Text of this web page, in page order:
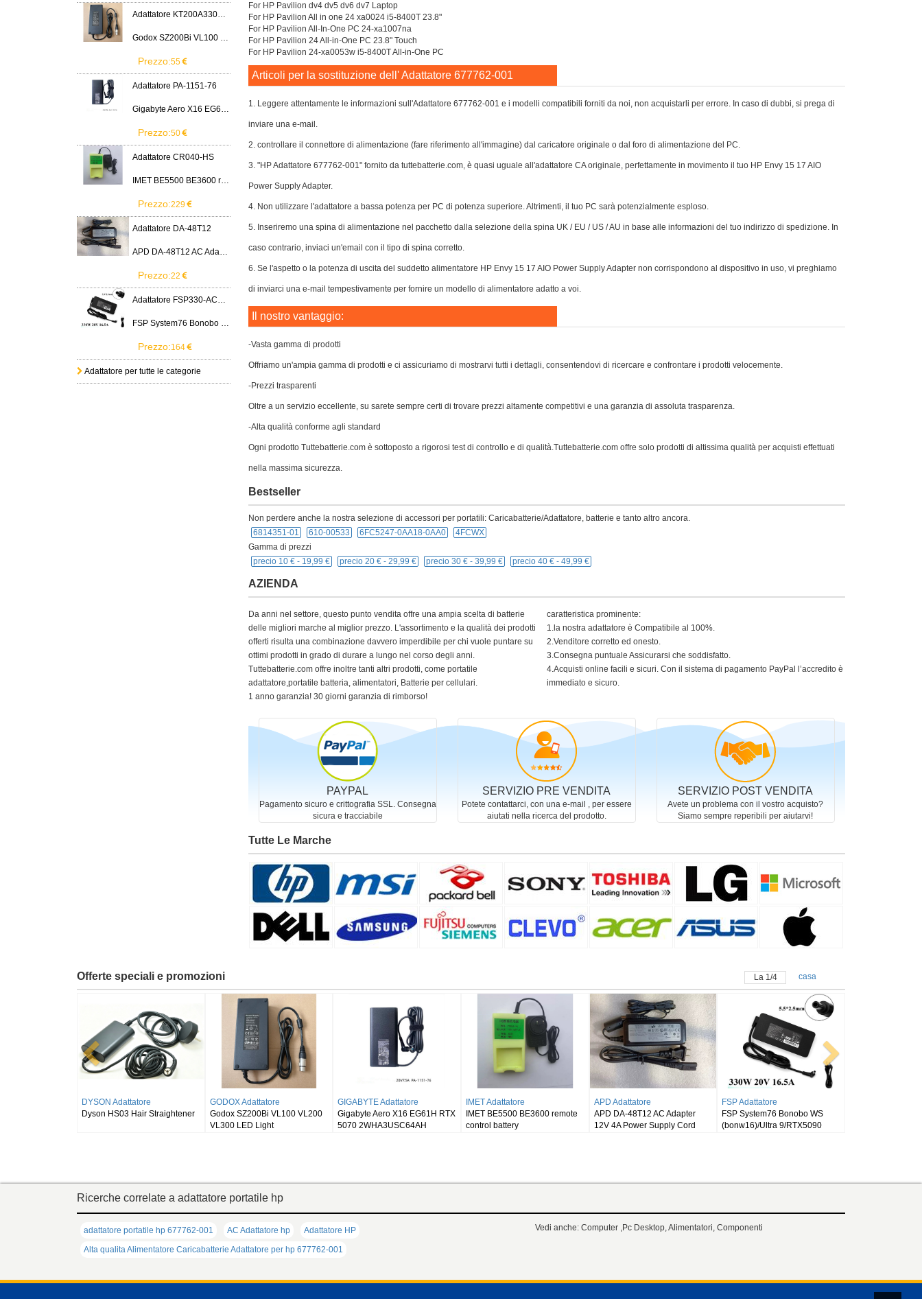
For HP Pavilion dv4 dv5 dv6 dv7 Laptop
For HP Pavilion All in one 24 xa0024 i5-8400T 23.8"
For HP Pavilion All-In-One PC 24-xa1007na
For HP Pavilion 24 All-in-One PC 23.8" Touch
For HP Pavilion 24-xa0053w i5-8400T All-in-One PC
Articoli per la sostituzione dell' Adattatore 677762-001
1. Leggere attentamente le informazioni sull'Adattatore 677762-001 e i modelli compatibili forniti da noi, non acquistarli per errore. In caso di dubbi, si prega di
inviare una e-mail.
2. controllare il connettore di alimentazione (fare riferimento all'immagine) dal caricatore originale o dal foro di alimentazione del PC.
3. "HP Adattatore 677762-001" fornito da tuttebatterie.com, è quasi uguale all'adattatore CA originale, perfettamente in movimento il tuo HP Envy 15 17 AIO
Power Supply Adapter.
4. Non utilizzare l'adattatore a bassa potenza per PC di potenza superiore. Altrimenti, il tuo PC sarà potenzialmente esploso.
5. Inseriremo una spina di alimentazione nel pacchetto dalla selezione della spina UK / EU / US / AU in base alle informazioni del tuo indirizzo di spedizione. In
caso contrario, inviaci un'email con il tipo di spina corretto.
6. Se l'aspetto o la potenza di uscita del suddetto alimentatore HP Envy 15 17 AIO Power Supply Adapter non corrispondono al dispositivo in uso, vi preghiamo
di inviarci una e-mail tempestivamente per fornire un modello di alimentatore adatto a voi.
Il nostro vantaggio:
-Vasta gamma di prodotti
Offriamo un'ampia gamma di prodotti e ci assicuriamo di mostrarvi tutti i dettagli, consentendovi di ricercare e confrontare i prodotti velocemente.
-Prezzi trasparenti
Oltre a un servizio eccellente, su sarete sempre certi di trovare prezzi altamente competitivi e una garanzia di assoluta trasparenza.
-Alta qualità conforme agli standard
Ogni prodotto Tuttebatterie.com è sottoposto a rigorosi test di controllo e di qualità.Tuttebatterie.com offre solo prodotti di altissima qualità per acquisti effettuati
nella massima sicurezza.
Bestseller
Non perdere anche la nostra selezione di accessori per portatili: Caricabatterie/Adattatore, batterie e tanto altro ancora.
6814351-01
610-00533 6FC5247-0AA18-0AA0
4FCWX
Gamma di prezzi
precio 10 € - 19,99 € precio 20 € - 29,99 € precio 30 € - 39,99 € precio 40 € - 49,99 €
AZIENDA
Da anni nel settore, questo punto vendita offre una ampia scelta di batterie
delle migliori marche al miglior prezzo. L'assortimento e la qualità dei prodotti
offerti risulta una combinazione davvero imperdibile per chi vuole puntare su
ottimi prodotti in grado di durare a lungo nel corso degli anni.
Tuttebatterie.com offre inoltre tanti altri prodotti, come portatile
adattatore,portatile batteria, alimentatori, Batterie per cellulari.
1 anno garanzia! 30 giorni garanzia di rimborso!
caratteristica prominente:
1.la nostra adattatore è Compatibile al 100%.
2.Venditore corretto ed onesto.
3.Consegna puntuale Assicurarsi che soddisfatto.
4.Acquisti online facili e sicuri. Con il sistema di pagamento PayPal l’accredito è
immediato e sicuro.
PAYPAL
Pagamento sicuro e crittografia SSL. Consegna
sicura e tracciabile
SERVIZIO PRE VENDITA
Potete contattarci, con una e-mail , per essere
aiutati nella ricerca del prodotto.
SERVIZIO POST VENDITA
Avete un problema con il vostro acquisto?
Siamo sempre reperibili per aiutarvi!
Tutte Le Marche
Adattatore KT200A3300666B3
Godox SZ200Bi VL100 VL200 VL300 LED Light
Prezzo:55
Adattatore PA-1151-76
Gigabyte Aero X16 EG61H RTX 5070 2WHA3USC64AH LITEON PA-1151-76 150W adapter
Prezzo:50
Adattatore CR040-HS
IMET BE5500 BE3600 remote control battery
Prezzo:229
Adattatore DA-48T12
APD DA-48T12 AC Adapter 12V 4A Power Supply Cord
Prezzo:22
Adattatore FSP330-ACAU3
FSP System76 Bonobo WS (bonw16)/Ultra 9/RTX5090
Prezzo:164
Adattatore per tutte le categorie
Offerte speciali e promozioni La 1/4 casa
HUAWEI Adattatore
HUAWEI Brovi 5G CPE Win
TRIMBLE Adattatore
Charger Trimble GPS GNSS
Total Station S6 S8 R10 R6 R8
ASUS Adattatore
ASUS G72 G72G Series
ASUS Adattatore
ASUS ROG Strix scar 16 2025
G635LW RTX5080
OLYMPUS Adattatore
Olympus Inspired Energy
Battery ND2034OL34 ND2034
DELL Adattatore
Dell Alienware m18/R9-
7845HX
Ricerche correlate a adattatore portatile hp
adattatore portatile hp 677762-001 AC Adattatore hp
Adattatore HP
Alta qualita Alimentatore Caricabatterie Adattatore per hp 677762-001
Vedi anche: Computer ,Pc Desktop, Alimentatori, Componenti